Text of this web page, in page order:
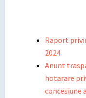
Raport
2024
Anunt
hotarare
concesiune